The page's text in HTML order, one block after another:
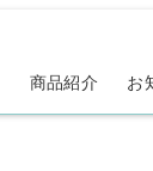
商品紹介 お